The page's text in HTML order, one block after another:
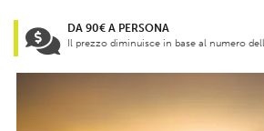
DA 90€ A PERSONA
Il prezzo diminuisce in base al numero